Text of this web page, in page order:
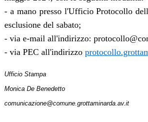
- a mano presso l'Ufficio Protocollo
esclusione del sabato;
- via e-mail all'indirizzo:
- via PEC all'indirizzo
Ufficio Stampa
Monica De Benedetto
comunicazione@comune.grottaminarda.av.it